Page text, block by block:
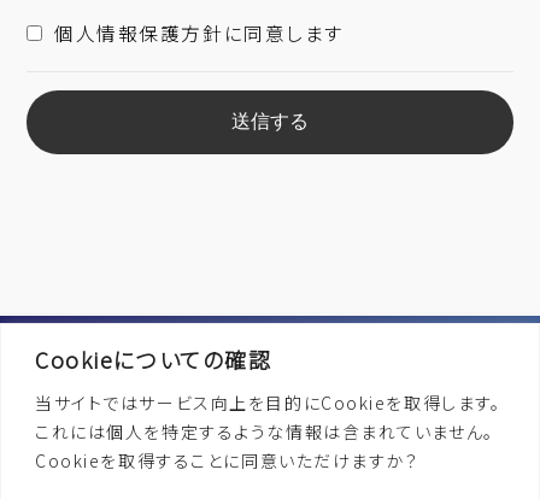
Cookieについての確認
当サイトではサービス向上を目的にCookieを取得します。
これには個人を特定するような情報は含まれていません。
Cookieを取得することに同意いただけますか？
個人情報保護方針に同意します
Contact
メールでお問い合わせ